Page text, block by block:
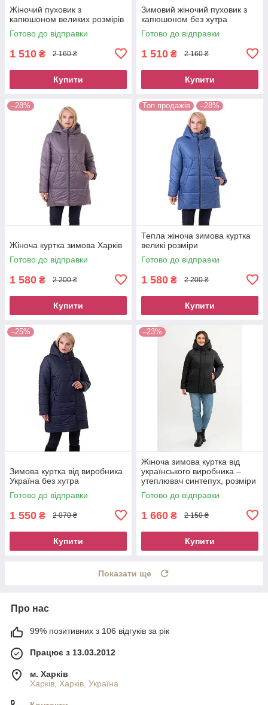
Жіночий пуховик з
капюшоном великих розмірів
Готово до відправки
1 510 ₴ 2 160 ₴
Купити
Зимовий жіночий пуховик з
капюшоном без хутра
Готово до відправки
1 510 ₴ 2 160 ₴
Купити
–28%
Жіноча куртка зимова Харків
Готово до відправки
1 580 ₴ 2 200 ₴
Купити
Топ продажів –28%
Тепла жіноча зимова куртка
великі розміри
Готово до відправки
1 580 ₴ 2 200 ₴
Купити
–25%
Зимова куртка від виробника
Україна без хутра
Готово до відправки
1 550 ₴ 2 070 ₴
Купити
–23%
Жіноча зимова куртка від
українського виробника –
утеплювач синтепух, розміри
50–60
Готово до відправки
1 660 ₴ 2 150 ₴
Купити
Показати ще
Про нас
99% позитивних з 106 відгуків за рік
Працює з 13.03.2012
м. Харків
Харків, Харків, Україна